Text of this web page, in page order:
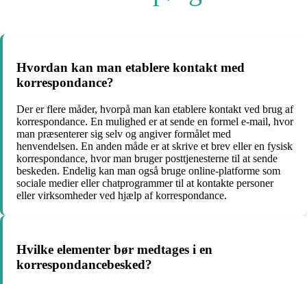
Hvordan kan man etablere kontakt med
korrespondance?
Der er flere måder, hvorpå man kan etablere kontakt ved brug af
korrespondance. En mulighed er at sende en formel e-mail, hvor
man præsenterer sig selv og angiver formålet med
henvendelsen. En anden måde er at skrive et brev eller en fysisk
korrespondance, hvor man bruger posttjenesterne til at sende
beskeden. Endelig kan man også bruge online-platforme som
sociale medier eller chatprogrammer til at kontakte personer
eller virksomheder ved hjælp af korrespondance.
Hvilke elementer bør medtages i en
korrespondancebesked?